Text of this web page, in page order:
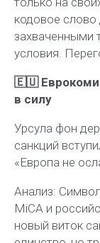
кодовое слово
захваченными
условия.
🇪🇺
в силу
Урсула фон
санкций
«Европа не
Анализ:
MiCA и
новый виток